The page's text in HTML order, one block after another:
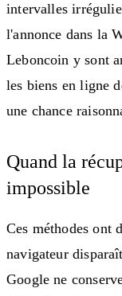
intervalles
l'annonce dans la
Leboncoin y sont
les biens en ligne
une chance
Quand la
impossible
Ces méthodes ont
navigateur
Google ne